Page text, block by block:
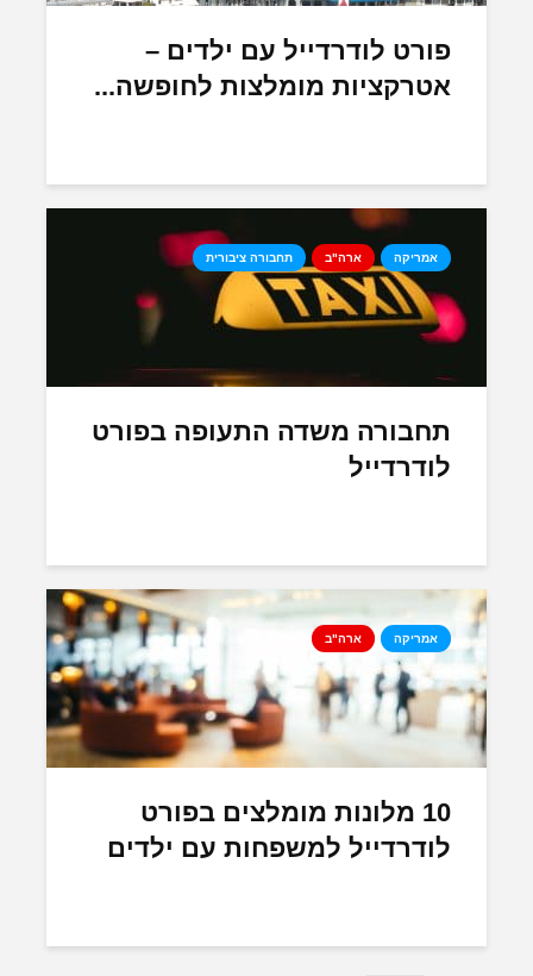
פורט לודרדייל עם ילדים –
אטרקציות מומלצות לחופשה...
אמריקה ארה"ב תחבורה ציבורית
תחבורה משדה התעופה בפורט
לודרדייל
אמריקה ארה"ב
10 מלונות מומלצים בפורט
לודרדייל למשפחות עם ילדים